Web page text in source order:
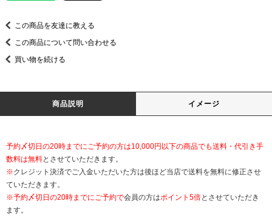
この商品を友達に教える
この商品について問い合わせる
買い物を続ける
商品説明 イメージ
予約〆切日の20時までにご予約の方は10,000円以下の商品でも送料・代引き手
数料は無料とさせていただきます。
※クレジット決済でご入金いただいた方は後ほど当店で送料を無料に修正させ
ていただきます。
※予約〆切日の20時までにご予約で会員の方はポイント5倍とさせていただき
ます。